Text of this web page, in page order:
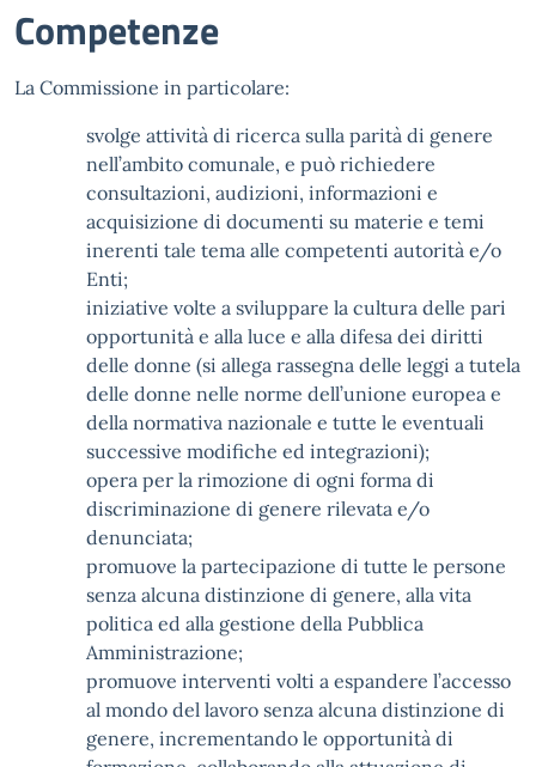
Competenze
La Commissione in particolare:
svolge attività di ricerca sulla parità di genere
nell’ambito comunale, e può richiedere
consultazioni, audizioni, informazioni e
acquisizione di documenti su materie e temi
inerenti tale tema alle competenti autorità e/o
Enti;
iniziative volte a sviluppare la cultura delle pari
opportunità e alla luce e alla difesa dei diritti
delle donne (si allega rassegna delle leggi a tutela
delle donne nelle norme dell’unione europea e
della normativa nazionale e tutte le eventuali
successive modifiche ed integrazioni);
opera per la rimozione di ogni forma di
discriminazione di genere rilevata e/o
denunciata;
promuove la partecipazione di tutte le persone
senza alcuna distinzione di genere, alla vita
politica ed alla gestione della Pubblica
Amministrazione;
promuove interventi volti a espandere l’accesso
al mondo del lavoro senza alcuna distinzione di
genere, incrementando le opportunità di